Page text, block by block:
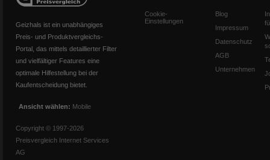
Geizhals ist ein unabhängiges
Preis- und Produktvergleichs-
Portal, das mittels detaillierter Filter
und vielfältiger Features eine
optimale Hilfestellung bei der
Kaufentscheidung bietet.
Ansicht wählen: Mobile
Copyright © 1997-2026
Preisvergleich Internet Services
AG
Cookie-
Einstellungen
Blog
Impressum
Datenschutz
AGB
Unternehmen